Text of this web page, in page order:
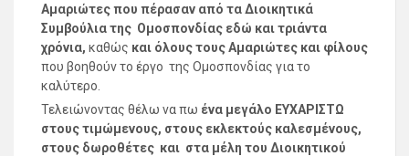
Αμαριώτες που πέρασαν από τα Διοικητικά
Συμβούλια της Ομοσπονδίας εδώ και τριάντα
χρόνια, καθώς και όλους τους Αμαριώτες και φίλους
που βοηθούν το έργο της Ομοσπονδίας για το
καλύτερο.
Τελειώνοντας θέλω να πω ένα μεγάλο ΕΥΧΑΡΙΣΤΩ
στους τιμώμενους, στους εκλεκτούς καλεσμένους,
στους δωροθέτες και στα μέλη του Διοικητικού